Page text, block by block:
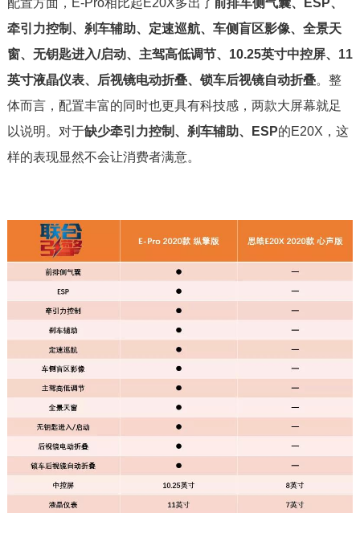
牵引力控制、刹车辅助、定速巡航、车侧盲区影像、全景天
窗、无钥匙进入/启动、主驾高低调节、10.25英寸中控屏、11
英寸液晶仪表、后视镜电动折叠、锁车后视镜自动折叠。整
体而言，配置丰富的同时也更具有科技感，两款大屏幕就足
以说明。对于缺少牵引力控制、刹车辅助、ESP的E20X，这
样的表现显然不会让消费者满意。